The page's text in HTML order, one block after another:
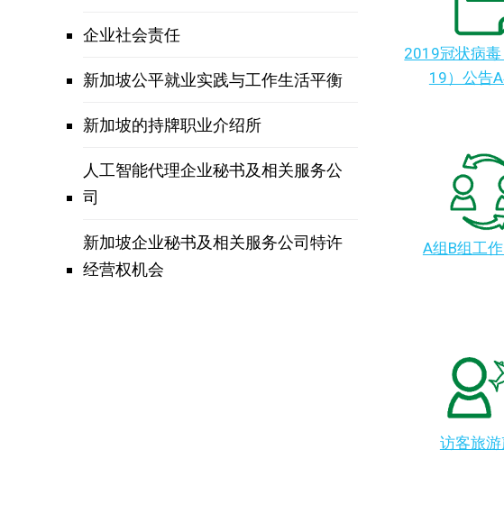
2019冠状病毒
19）公告
A组B组工
访客旅游
企业社会责任
新加坡公平就业实践与工作生活平衡
新加坡的持牌职业介绍所
人工智能代理企业秘书及相关服务公
司
新加坡企业秘书及相关服务公司特许
经营权机会